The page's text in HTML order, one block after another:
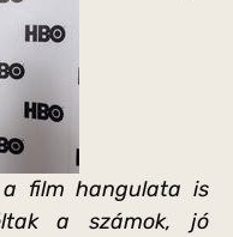
film hangulata is
a számok, jó